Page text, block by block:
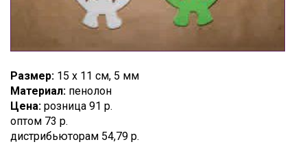
Размер: 15 х 11 см, 5 мм
Материал: пенолон
Цена: розница 91 р.
оптом 73 р.
дистрибьюторам 54,79 р.